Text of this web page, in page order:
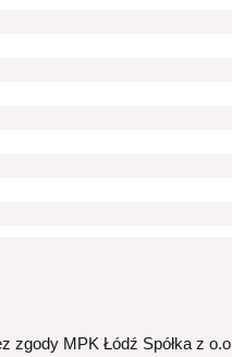
zgody MPK Łódź Spółka z o.o